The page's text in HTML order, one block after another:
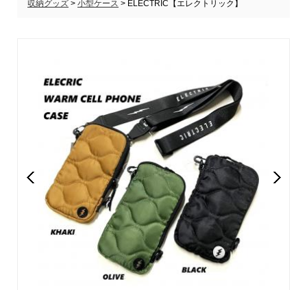
収納グッズ > 小型ケース > ELECTRIC【エレクトリック】